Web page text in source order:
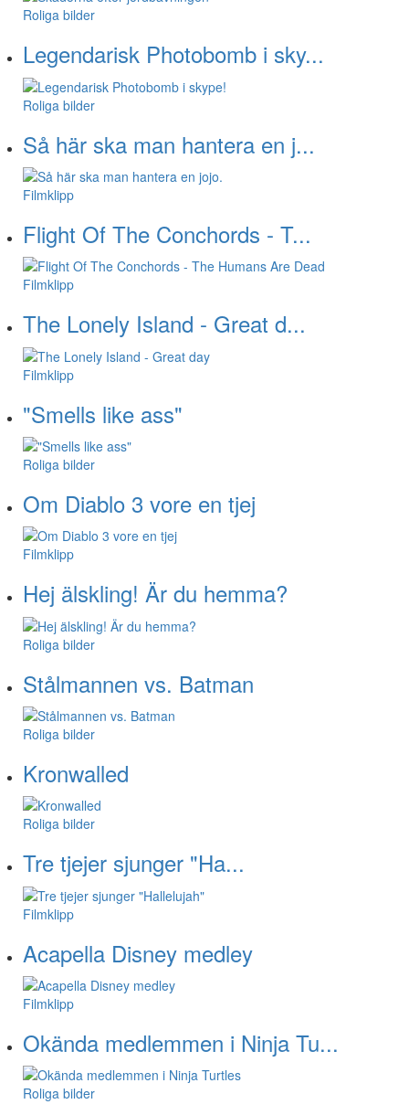
Roliga bilder
Legendarisk Photobomb i sky...
Roliga bilder
Så här ska man hantera en j...
Filmklipp
Flight Of The Conchords - T...
Filmklipp
The Lonely Island - Great d...
Filmklipp
"Smells like ass"
Roliga bilder
Om Diablo 3 vore en tjej
Filmklipp
Hej älskling! Är du hemma?
Roliga bilder
Stålmannen vs. Batman
Roliga bilder
Kronwalled
Roliga bilder
Tre tjejer sjunger "Ha...
Filmklipp
Acapella Disney medley
Filmklipp
Okända medlemmen i Ninja Tu...
Roliga bilder